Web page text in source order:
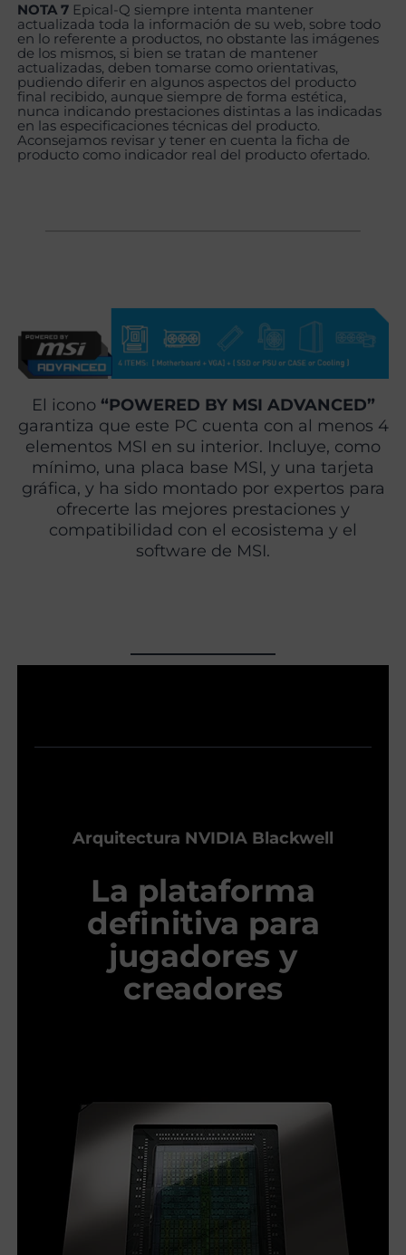
NOTA 7 Epical-Q siempre intenta mantener
actualizada toda la información de su web, sobre todo
en lo referente a productos, no obstante las imágenes
de los mismos, si bien se tratan de mantener
actualizadas, deben tomarse como orientativas,
pudiendo diferir en algunos aspectos del producto
final recibido, aunque siempre de forma estética,
nunca indicando prestaciones distintas a las indicadas
en las especificaciones técnicas del producto.
Aconsejamos revisar y tener en cuenta la ficha de
producto como indicador real del producto ofertado.
El icono “POWERED BY MSI ADVANCED”
garantiza que este PC cuenta con al menos 4
elementos MSI en su interior. Incluye, como
mínimo, una placa base MSI, y una tarjeta
gráfica, y ha sido montado por expertos para
ofrecerte las mejores prestaciones y
compatibilidad con el ecosistema y el
software de MSI.
Arquitectura NVIDIA Blackwell
La plataforma
definitiva para
jugadores y
creadores